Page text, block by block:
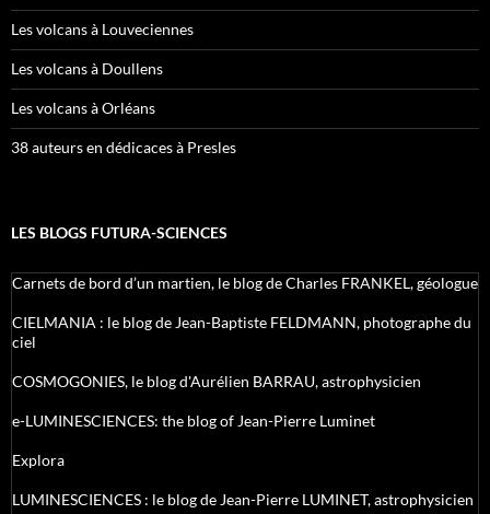
Les volcans à Louveciennes
Les volcans à Doullens
Les volcans à Orléans
38 auteurs en dédicaces à Presles
LES BLOGS FUTURA-SCIENCES
Carnets de bord d’un martien, le blog de Charles FRANKEL, géologue
CIELMANIA : le blog de Jean-Baptiste FELDMANN, photographe du
ciel
COSMOGONIES, le blog d'Aurélien BARRAU, astrophysicien
e-LUMINESCIENCES: the blog of Jean-Pierre Luminet
Explora
LUMINESCIENCES : le blog de Jean-Pierre LUMINET, astrophysicien